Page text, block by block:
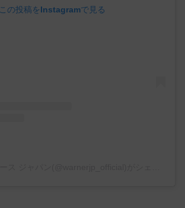
この投稿をInstagramで見る